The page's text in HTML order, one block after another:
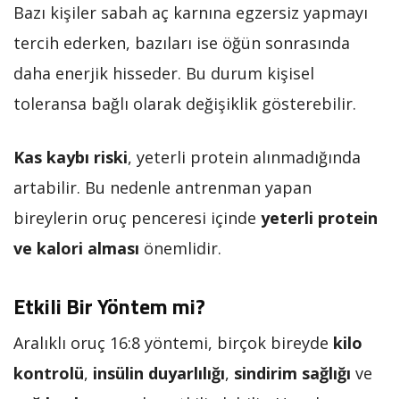
Bazı kişiler sabah aç karnına egzersiz yapmayı
tercih ederken, bazıları ise öğün sonrasında
daha enerjik hisseder. Bu durum kişisel
toleransa bağlı olarak değişiklik gösterebilir.
Kas kaybı riski, yeterli protein alınmadığında
artabilir. Bu nedenle antrenman yapan
bireylerin oruç penceresi içinde yeterli protein
ve kalori alması önemlidir.
Etkili Bir Yöntem mi?
Aralıklı oruç 16:8 yöntemi, birçok bireyde kilo
kontrolü, insülin duyarlılığı, sindirim sağlığı ve